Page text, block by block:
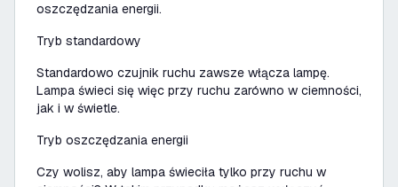
oszczędzania energii.
Tryb standardowy
Standardowo czujnik ruchu zawsze włącza lampę.
Lampa świeci się więc przy ruchu zarówno w ciemności,
jak i w świetle.
Tryb oszczędzania energii
Czy wolisz, aby lampa świeciła tylko przy ruchu w